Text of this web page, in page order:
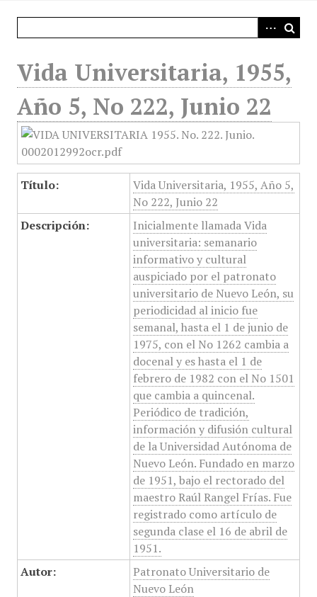
Vida Universitaria, 1955,
Año 5, No 222, Junio 22
Título:
Vida Universitaria, 1955, Año 5,
No 222, Junio 22
Descripción:
Inicialmente llamada Vida
universitaria: semanario
informativo y cultural
auspiciado por el patronato
universitario de Nuevo León, su
periodicidad al inicio fue
semanal, hasta el 1 de junio de
1975, con el No 1262 cambia a
docenal y es hasta el 1 de
febrero de 1982 con el No 1501
que cambia a quincenal.
Periódico de tradición,
información y difusión cultural
de la Universidad Autónoma de
Nuevo León. Fundado en marzo
de 1951, bajo el rectorado del
maestro Raúl Rangel Frías. Fue
registrado como artículo de
segunda clase el 16 de abril de
1951.
Autor:
Patronato Universitario de
Nuevo León